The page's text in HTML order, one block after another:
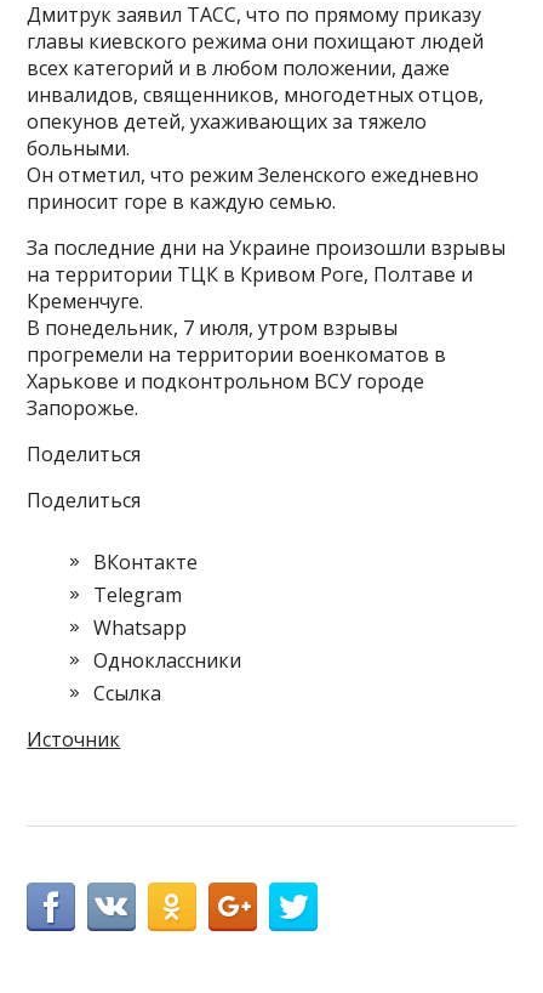
Дмитрук заявил ТАСС, что по прямому приказу
главы киевского режима они похищают людей
всех категорий и в любом положении, даже
инвалидов, священников, многодетных отцов,
опекунов детей, ухаживающих за тяжело
больными.
Он отметил, что режим Зеленского ежедневно
приносит горе в каждую семью.
За последние дни на Украине произошли взрывы
на территории ТЦК в Кривом Роге, Полтаве и
Кременчуге.
В понедельник, 7 июля, утром взрывы
прогремели на территории военкоматов в
Харькове и подконтрольном ВСУ городе
Запорожье.
Поделиться
Поделиться
ВКонтакте
Telegram
Whatsapp
Одноклассники
Cсылка
Источник